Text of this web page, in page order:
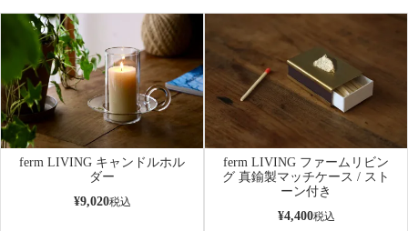
ferm LIVING キャンドルホル
ダー
¥9,020税込
ferm LIVING ファームリビン
グ 真鍮製マッチケース / スト
ーン付き
¥4,400税込